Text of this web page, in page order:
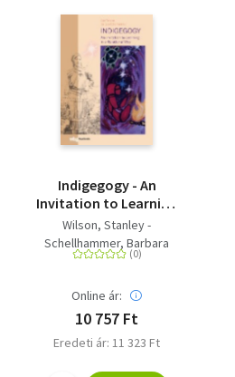
Indigegogy - An
Invitation to Learning
in a Relational Way
Wilson, Stanley -
Schellhammer, Barbara
Online ár:
10 757 Ft
Eredeti ár: 11 323 Ft